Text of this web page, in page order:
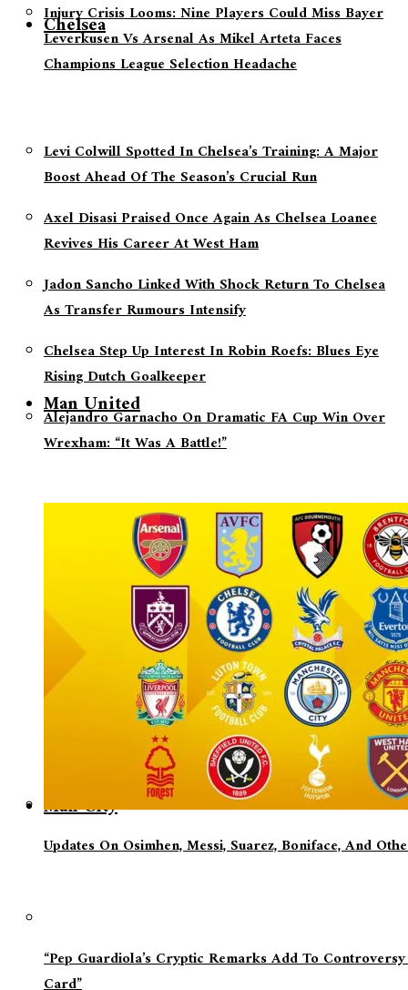
Injury Crisis Looms: Nine Players Could Miss Bayer
Leverkusen Vs Arsenal As Mikel Arteta Faces
Champions League Selection Headache
Chelsea
Levi Colwill Spotted In Chelsea’s Training: A Major
Boost Ahead Of The Season’s Crucial Run
Axel Disasi Praised Once Again As Chelsea Loanee
Revives His Career At West Ham
Jadon Sancho Linked With Shock Return To Chelsea
As Transfer Rumours Intensify
Chelsea Step Up Interest In Robin Roefs: Blues Eye
Rising Dutch Goalkeeper
Alejandro Garnacho On Dramatic FA Cup Win Over
Wrexham: “It Was A Battle!”
Man United
Updates On Osimhen, Messi, Suarez, Boniface, And
Man City
“Pep Guardiola’s Cryptic Remarks Add To
Card”